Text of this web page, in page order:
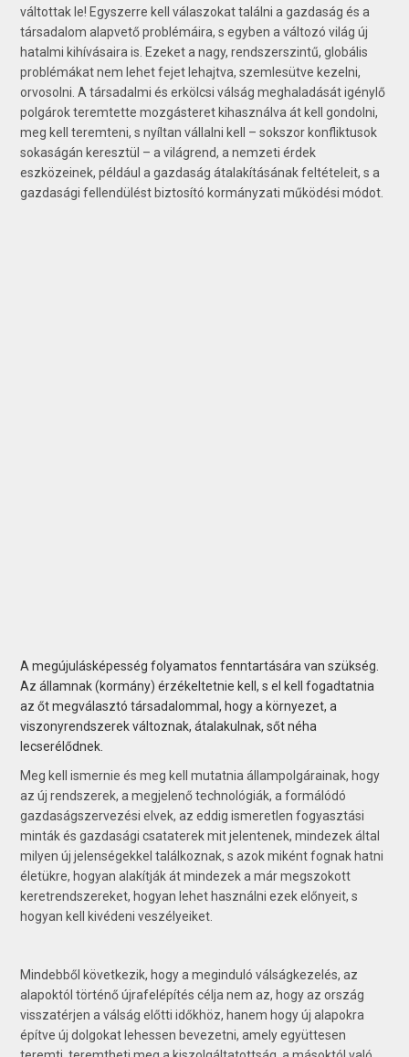
váltottak le! Egyszerre kell válaszokat találni a gazdaság és a
társadalom alapvető problémáira, s egyben a változó világ új
hatalmi kihívásaira is. Ezeket a nagy, rendszerszintű, globális
problémákat nem lehet fejet lehajtva, szemlesütve kezelni,
orvosolni. A társadalmi és erkölcsi válság meghaladását igénylő
polgárok teremtette mozgásteret kihasználva át kell gondolni,
meg kell teremteni, s nyíltan vállalni kell – sokszor konfliktusok
sokaságán keresztül – a világrend, a nemzeti érdek
eszközeinek, például a gazdaság átalakításának feltételeit, s a
gazdasági fellendülést biztosító kormányzati működési módot.
A megújulásképesség folyamatos fenntartására van szükség.
Az államnak (kormány) érzékeltetnie kell, s el kell fogadtatnia
az őt megválasztó társadalommal, hogy a környezet, a
viszonyrendszerek változnak, átalakulnak, sőt néha
lecserélődnek.
Meg kell ismernie és meg kell mutatnia állampolgárainak, hogy
az új rendszerek, a megjelenő technológiák, a formálódó
gazdaságszervezési elvek, az eddig ismeretlen fogyasztási
minták és gazdasági csataterek mit jelentenek, mindezek által
milyen új jelenségekkel találkoznak, s azok miként fognak hatni
életükre, hogyan alakítják át mindezek a már megszokott
keretrendszereket, hogyan lehet használni ezek előnyeit, s
hogyan kell kivédeni veszélyeiket.
Mindebből következik, hogy a meginduló válságkezelés, az
alapoktól történő újrafelépítés célja nem az, hogy az ország
visszatérjen a válság előtti időkhöz, hanem hogy új alapokra
építve új dolgokat lehessen bevezetni, amely együttesen